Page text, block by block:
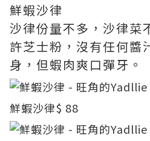
鮮蝦沙律
沙律份量不多，沙律菜
許芝士粉，沒有任何醬
身，但蝦肉爽口彈牙。
鮮蝦沙律$ 88